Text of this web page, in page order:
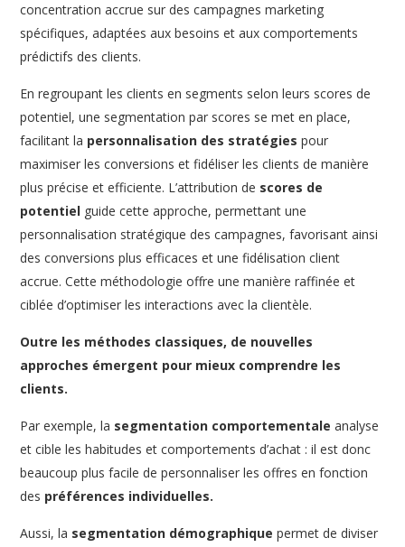
concentration accrue sur des campagnes marketing
spécifiques, adaptées aux besoins et aux comportements
prédictifs des clients.
En regroupant les clients en segments selon leurs scores de
potentiel, une segmentation par scores se met en place,
facilitant la personnalisation des stratégies pour
maximiser les conversions et fidéliser les clients de manière
plus précise et efficiente. L’attribution de scores de
potentiel guide cette approche, permettant une
personnalisation stratégique des campagnes, favorisant ainsi
des conversions plus efficaces et une fidélisation client
accrue. Cette méthodologie offre une manière raffinée et
ciblée d’optimiser les interactions avec la clientèle.
Outre les méthodes classiques, de nouvelles
approches émergent pour mieux comprendre les
clients.
Par exemple, la segmentation comportementale analyse
et cible les habitudes et comportements d’achat : il est donc
beaucoup plus facile de personnaliser les offres en fonction
des préférences individuelles.
Aussi, la segmentation démographique permet de diviser